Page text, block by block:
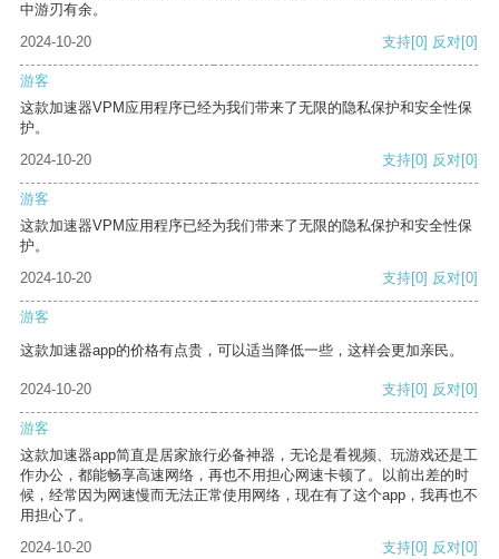
中游刃有余。
2024-10-20
支持[0] 反对[0]
游客
这款加速器VPM应用程序已经为我们带来了无限的隐私保护和安全性保
护。
2024-10-20
支持[0] 反对[0]
游客
这款加速器VPM应用程序已经为我们带来了无限的隐私保护和安全性保
护。
2024-10-20
支持[0] 反对[0]
游客
这款加速器app的价格有点贵，可以适当降低一些，这样会更加亲民。
2024-10-20 支持[0] 反对[0]
游客
这款加速器app简直是居家旅行必备神器，无论是看视频、玩游戏还是工
作办公，都能畅享高速网络，再也不用担心网速卡顿了。以前出差的时
候，经常因为网速慢而无法正常使用网络，现在有了这个app，我再也不
用担心了。
2024-10-20
支持[0] 反对[0]